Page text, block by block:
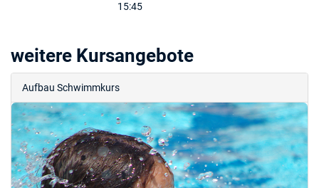
15:45
weitere Kursangebote
Aufbau Schwimmkurs